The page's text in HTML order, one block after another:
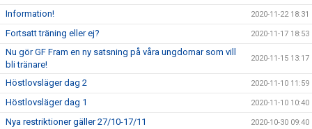
Information! 2020-11-22 18:31
Fortsatt träning eller ej? 2020-11-17 18:53
Nu gör GF Fram en ny satsning på våra ungdomar som vill
bli tränare!
2020-11-15 13:17
Höstlovsläger dag 2 2020-11-10 11:59
Höstlovsläger dag 1 2020-11-10 10:40
Nya restriktioner gäller 27/10-17/11 2020-10-30 09:40